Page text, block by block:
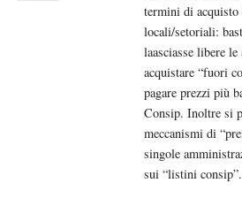
termini di acquisto
locali/setoriali:
laasciasse libere
acquistare “fuori
pagare prezzi più
Consip. Inoltre si
meccanismi di
singole
sui “listini consip”.